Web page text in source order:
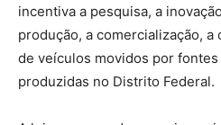
incentiva a pesquisa, a
produção, a comercialização, a
de veículos movidos por
produzidas no Distrito Federal.